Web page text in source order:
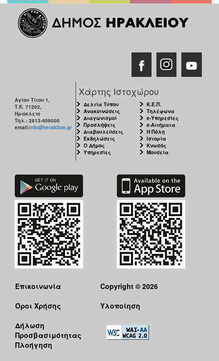
ΠΟΛΙΤΙΣΜΟΣ
ΑΝΘΕΚΤΙΚΗ
Αγίου Τίτου 1,
Τ.Κ. 71202,
Ηράκλειο
Τηλ.: 2813-409000
email:info@heraklion.gr
Χάρτης Ιστοχώρου
Δελτία Τύπου
Ανακοινώσεις
Διαγωνισμοί
Προσλήψεις
Διαβουλεύσεις
Εκδηλώσεις
Ο Δήμος
Υπηρεσίες
Κ.Ε.Π.
Τηλέφωνα
e-Υπηρεσίες
e-Αιτήματα
Η Πόλη
Ιστορία
Κνωσός
Μουσεία
Επικοινωνία
Όροι Χρήσης
Δήλωση
Προσβασιμότητας
Πλοήγηση
Copyright © 2026
Υλοποίηση